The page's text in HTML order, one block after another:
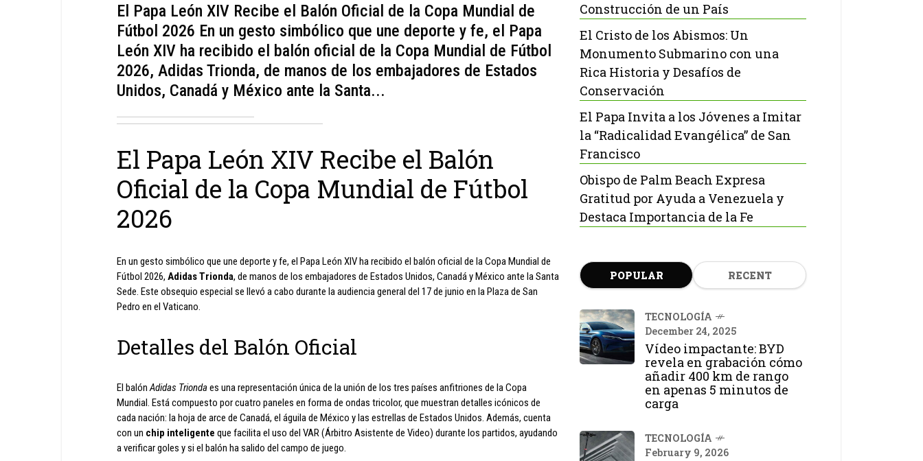
El Papa León XIV Recibe el Balón Oficial de la Copa Mundial de
Fútbol 2026 En un gesto simbólico que une deporte y fe, el Papa
León XIV ha recibido el balón oficial de la Copa Mundial de Fútbol
2026, Adidas Trionda, de manos de los embajadores de Estados
Unidos, Canadá y México ante la Santa...
El Papa León XIV Recibe el Balón
Oficial de la Copa Mundial de Fútbol
2026
En un gesto simbólico que une deporte y fe, el Papa León XIV ha recibido el balón oficial de la Copa Mundial de
Fútbol 2026, Adidas Trionda, de manos de los embajadores de Estados Unidos, Canadá y México ante la Santa
Sede. Este obsequio especial se llevó a cabo durante la audiencia general del 17 de junio en la Plaza de San
Pedro en el Vaticano.
Detalles del Balón Oficial
El balónAdidas Triondaes una representación única de la unión de los tres países anfitriones de la Copa
Mundial. Está compuesto por cuatro paneles en forma de ondas tricolor, que muestran detalles icónicos de
cada nación: la hoja de arce de Canadá, el águila de México y las estrellas de Estados Unidos. Además, cuenta
con un chip inteligente que facilita el uso del VAR (Árbitro Asistente de Video) durante los partidos, ayudando
a verificar goles y si el balón ha salido del campo de juego.
Construcción de un País
El Cristo de los Abismos: Un
Monumento Submarino con una
Rica Historia y Desafíos de
Conservación
El Papa Invita a los Jóvenes a Imitar
la “Radicalidad Evangélica” de San
Francisco
Obispo de Palm Beach Expresa
Gratitud por Ayuda a Venezuela y
Destaca Importancia de la Fe
POPULAR RECENT
TECNOLOGÍA
December 24, 2025
Vídeo impactante: BYD
revela en grabación cómo
añadir 400 km de rango
en apenas 5 minutos de
carga
TECNOLOGÍA
February 9, 2026